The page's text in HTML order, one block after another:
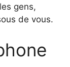
gens,
de vous.